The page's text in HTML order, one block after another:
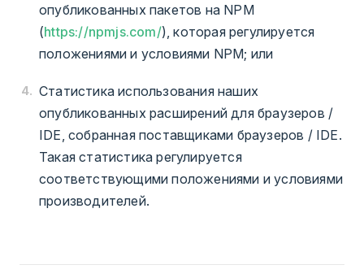
опубликованных пакетов на NPM
(https://npmjs.com/), которая регулируется
положениями и условиями NPM; или
Статистика использования наших
опубликованных расширений для браузеров /
IDE, собранная поставщиками браузеров / IDE.
Такая статистика регулируется
соответствующими положениями и условиями
производителей.